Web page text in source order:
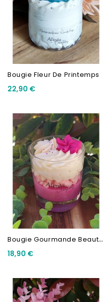
Bougie Fleur De Printemps
22,90 €
B
Ougie Gourmande Beauté Des...
18,90 €